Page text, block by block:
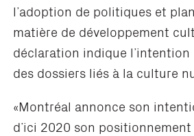
l’adoption de politiques et
matière de développement
déclaration indique l’intention
des dossiers liés à la culture
«Montréal annonce son
d’ici 2020 son